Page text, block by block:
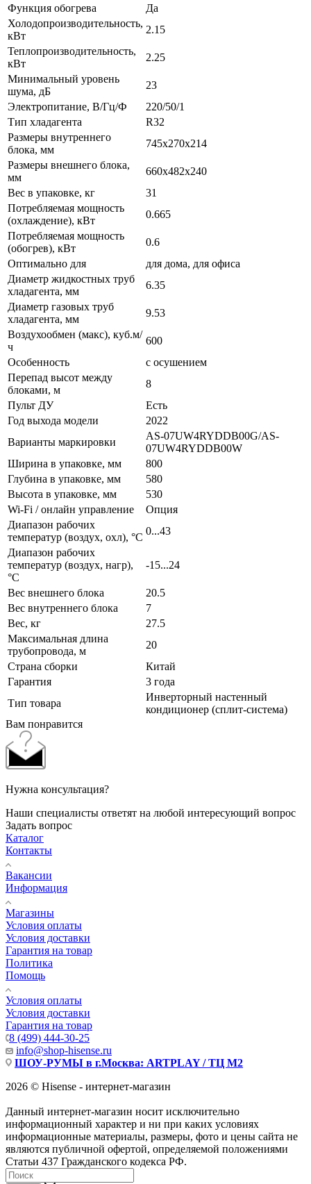
Функция обогрева
Да
Холодопроизводительность,
кВт
2.15
Теплопроизводительность,
кВт
2.25
Минимальный уровень
шума, дБ
23
Электропитание, В/Гц/Ф
220/50/1
Тип хладагента
R32
Размеры внутреннего
блока, мм
745x270x214
Размеры внешнего блока,
мм
660x482x240
Вес в упаковке, кг
31
Потребляемая мощность
(охлаждение), кВт
0.665
Потребляемая мощность
(обогрев), кВт
0.6
Оптимально для
для дома, для офиса
Диаметр жидкостных труб
хладагента, мм
6.35
Диаметр газовых труб
хладагента, мм
9.53
Воздухообмен (макс), куб.м/
ч
600
Особенность
с осушением
Перепад высот между
блоками, м
8
Пульт ДУ
Есть
Год выхода модели
2022
Варианты маркировки
AS-07UW4RYDDB00G/AS-
07UW4RYDDB00W
Ширина в упаковке, мм
800
Глубина в упаковке, мм
580
Высота в упаковке, мм
530
Wi-Fi / онлайн управление
Опция
Диапазон рабочих
температур (воздух, охл), °C
0...43
Диапазон рабочих
температур (воздух, нагр),
°C
-15...24
Вес внешнего блока
20.5
Вес внутреннего блока
7
Вес, кг
27.5
Максимальная длина
трубопровода, м
20
Страна сборки
Китай
Гарантия
3 года
Тип товара
Инверторный настенный
кондиционер (сплит-система)
Вам понравится
Нужна консультация?
Наши специалисты ответят на любой интересующий вопрос
Задать вопрос
Каталог
Контакты
Вакансии
Информация
Магазины
Условия оплаты
Условия доставки
Гарантия на товар
Политика
Помощь
Условия оплаты
Условия доставки
Гарантия на товар
8 (499) 444-30-25
info@shop-hisense.ru
ШОУ-РУМЫ в г.Москва: ARTPLAY / ТЦ М2
2026 © Hisense - интернет-магазин
Данный интернет-магазин носит исключительно
информационный характер и ни при каких условиях
информационные материалы, размеры, фото и цены сайта не
являются публичной офертой, определяемой положениями
Статьи 437 Гражданского кодекса РФ.